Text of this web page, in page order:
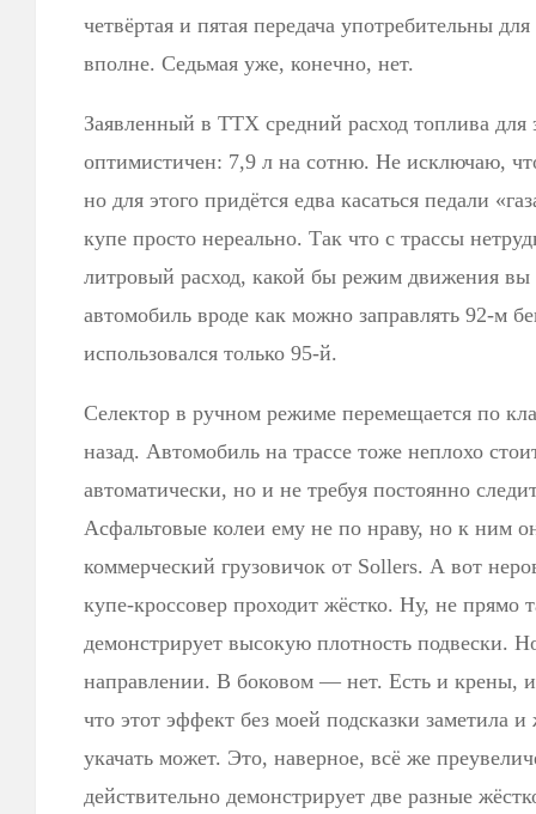
четвёртая и пятая передача употребительны
вполне. Седьмая уже, конечно, нет.
Заявленный в ТТХ средний расход топлива для
оптимистичен: 7,9 л на сотню. Не исключаю,
но для этого придётся едва касаться педали
купе просто нереально. Так что с трассы
литровый расход, какой бы режим движения
автомобиль вроде как можно заправлять 92-м
использовался только 95-й.
Селектор в ручном режиме перемещается по
назад. Автомобиль на трассе тоже неплохо
автоматически, но и не требуя постоянно
Асфальтовые колеи ему не по нраву, но к ним
коммерческий грузовичок от Sollers. А вот
купе-кроссовер проходит жёстко. Ну, не прямо
демонстрирует высокую плотность подвески.
направлении. В боковом — нет. Есть и крены,
что этот эффект без моей подсказки заметила
укачать может. Это, наверное, всё же
действительно демонстрирует две разные